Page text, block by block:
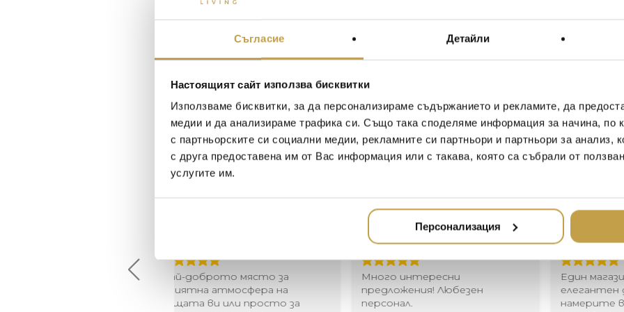
Съгласие Детайли
Настоящият сайт използва бисквитки
Използваме бисквитки, за да персонализираме съдържанието и рекламите, да
медии и да анализираме трафика си. Също така споделяме информация за начина, по
с партньорските си социални медии, рекламните си партньори и партньори за анализ,
с друга предоставена им от Вас информация или с такава, която са събрали от
услугите им.
Персонализация
The Michael Aram Black
sensuality of orchids and
simple yet full of the most
gothic feeling – opiated,
“There is something so
they are even more
floating through a great
atmosphere of the orchids
afterglow of a beautiful
Много интересни
предложения! Любезен
персонал.
Иван Иванов
2020-05-20
Един магазин за красив и
елегантен дом. В него ще
намерите всичко, което ще
Най-
за
стилно